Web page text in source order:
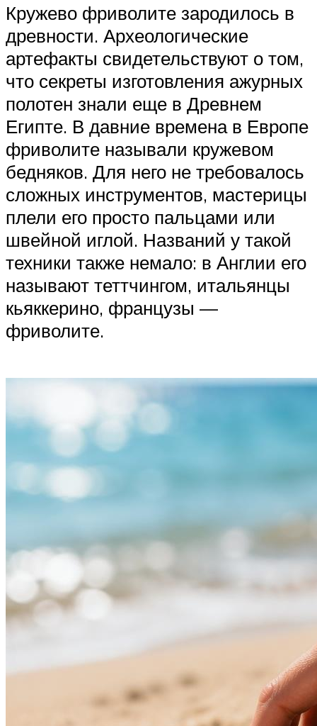
Кружево фриволите зародилось в
древности. Археологические
артефакты свидетельствуют о том,
что секреты изготовления ажурных
полотен знали еще в Древнем
Египте. В давние времена в Европе
фриволите называли кружевом
бедняков. Для него не требовалось
сложных инструментов, мастерицы
плели его просто пальцами или
швейной иглой. Названий у такой
техники также немало: в Англии его
называют теттчингом, итальянцы
кьяккерино, французы —
фриволите.